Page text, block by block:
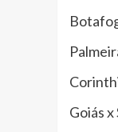
Goiás x